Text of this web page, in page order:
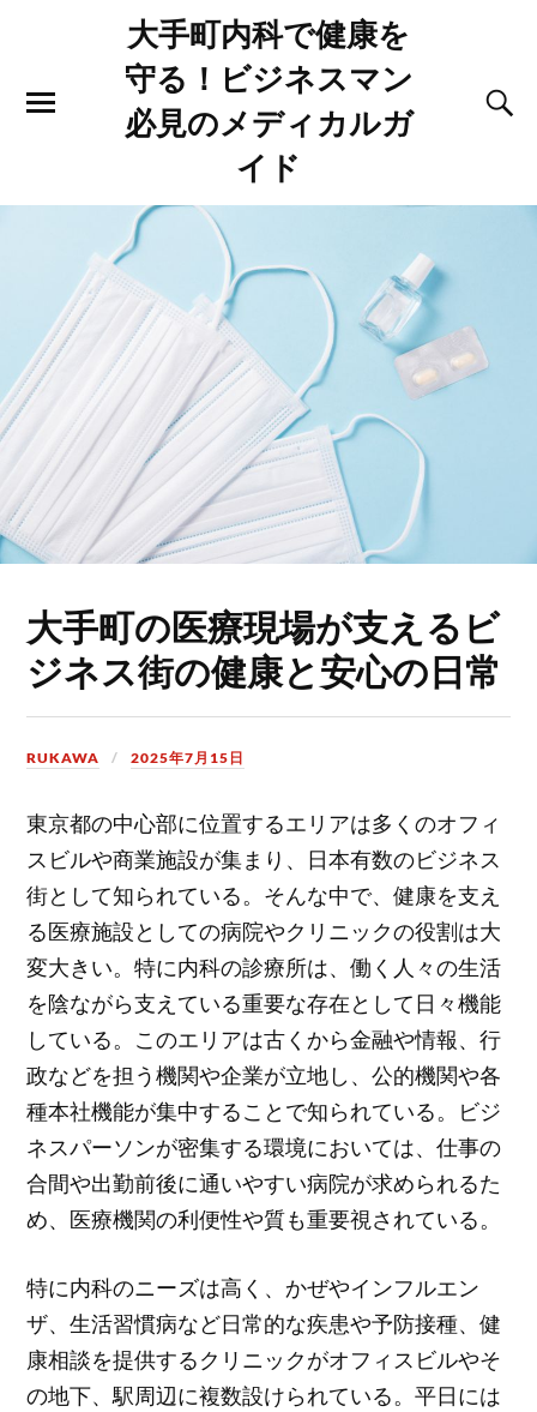
大手町内科で健康を
守る！ビジネスマン
必見のメディカルガ
イド
大手町の医療現場が支えるビ
ジネス街の健康と安心の日常
RUKAWA 2025年7月15日
東京都の中心部に位置するエリアは多くのオフィ
スビルや商業施設が集まり、日本有数のビジネス
街として知られている。 そんな中で、健康を支え
る医療施設としての病院やクリニックの役割は大
変大きい。特に内科の診療所は、働く人々の生活
を陰ながら支えている重要な存在として日々機能
している。このエリアは古くから金融や情報、行
政などを担う機関や企業が立地し、公的機関や各
種本社機能が集中することで知られている。ビジ
ネスパーソンが密集する環境においては、仕事の
合間や出勤前後に通いやすい病院が求められるた
め、医療機関の利便性や質も重要視されている。
特に内科のニーズは高く、かぜやインフルエン
ザ、生活習慣病など日常的な疾患や予防接種、健
康相談を提供するクリニックがオフィスビルやそ
の地下、駅周辺に複数設けられている。平日には